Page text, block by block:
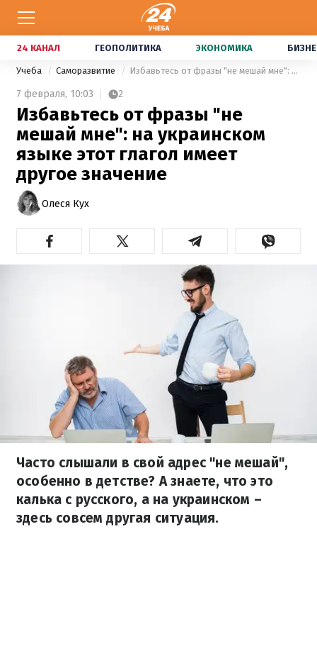
24 КАНАЛ ГЕОПОЛИТИКА ЭКОНОМИКА
Учеба Саморазвитие Избавьтесь от фразы "не мешай мне": на украинском языке этот глагол имеет другое значение
7 февраля, 10:03 2
Избавьтесь от фразы "не
мешай мне": на украинском
языке этот глагол имеет
другое значение
Олеся Кух
Часто слышали в свой адрес "не мешай",
особенно в детстве? А знаете, что это
калька с русского, а на украинском –
здесь совсем другая ситуация.